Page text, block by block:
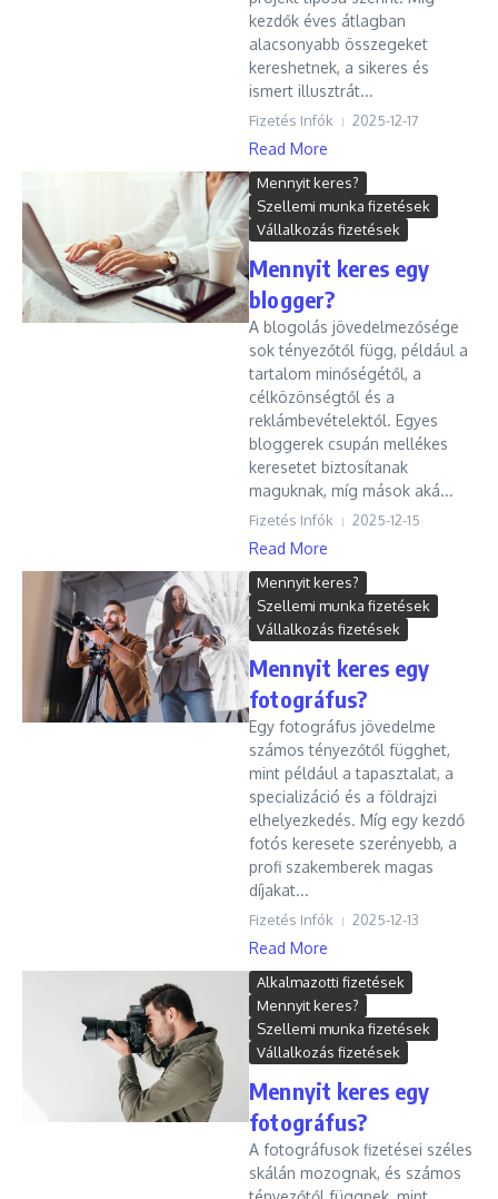
kezdők éves átlagban
alacsonyabb összegeket
kereshetnek, a sikeres és
ismert illusztrát...
Fizetés Infók 2025-12-17
Read More
Mennyit keres?
Szellemi munka fizetések
Vállalkozás fizetések
Mennyit keres egy
blogger?
A blogolás jövedelmezősége
sok tényezőtől függ, például a
tartalom minőségétől, a
célközönségtől és a
reklámbevételektől. Egyes
bloggerek csupán mellékes
keresetet biztosítanak
maguknak, míg mások aká...
Fizetés Infók 2025-12-15
Read More
Mennyit keres?
Szellemi munka fizetések
Vállalkozás fizetések
Mennyit keres egy
fotográfus?
Egy fotográfus jövedelme
számos tényezőtől függhet,
mint például a tapasztalat, a
specializáció és a földrajzi
elhelyezkedés. Míg egy kezdő
fotós keresete szerényebb, a
profi szakemberek magas
díjakat...
Fizetés Infók 2025-12-13
Read More
Alkalmazotti fizetések
Mennyit keres?
Szellemi munka fizetések
Vállalkozás fizetések
Mennyit keres egy
fotográfus?
A fotográfusok fizetései széles
skálán mozognak, és számos